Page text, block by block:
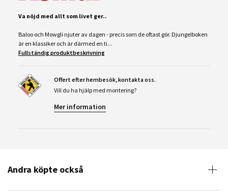
Va nöjd med allt som livet ger..
Baloo och Mowgli njuter av dagen - precis som de oftast gör. Djungelboken
är en klassiker och är därmed en ti...
Fullständig produktbeskrivning
Offert efter hembesök, kontakta oss.
Vill du ha hjälp med montering?
Mer information
Andra köpte också